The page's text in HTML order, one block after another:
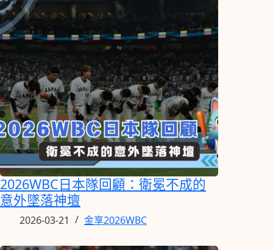
2026WBC日本隊回顧：衛冕不成的
意外墜落神壇
2026-03-21 金享2026WBC